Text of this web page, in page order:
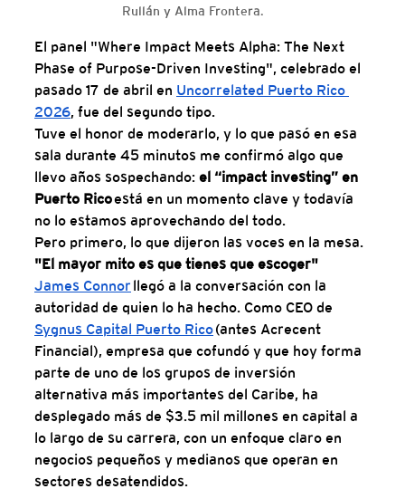
Rullán y Alma Frontera.
El panel "Where Impact Meets Alpha: The Next
Phase of Purpose-Driven Investing", celebrado el
pasado 17 de abril en Uncorrelated Puerto Rico
2026, fue del segundo tipo.
Tuve el honor de moderarlo, y lo que pasó en esa
sala durante 45 minutos me confirmó algo que
llevo años sospechando: el “impact investing” en
Puerto Rico está en un momento clave y todavía
no lo estamos aprovechando del todo.
Pero primero, lo que dijeron las voces en la mesa.
"El mayor mito es que tienes que escoger"
James Connor llegó a la conversación con la
autoridad de quien lo ha hecho. Como CEO de
Sygnus Capital Puerto Rico (antes Acrecent
Financial), empresa que cofundó y que hoy forma
parte de uno de los grupos de inversión
alternativa más importantes del Caribe, ha
desplegado más de $3.5 mil millones en capital a
lo largo de su carrera, con un enfoque claro en
negocios pequeños y medianos que operan en
sectores desatendidos.